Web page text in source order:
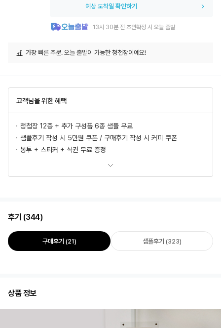
예상 도착일 확인하기
13시 30분 전 초안확정 시 오늘 출발
가장 빠른 주문. 오늘 출발이 가능한 청첩장이예요!
고객님을 위한 혜택
청첩장 12종 + 추가 구성품 6종 샘플 무료
샘플후기 작성 시 5만원 쿠폰 / 구매후기 작성 시 커피 쿠폰
봉투 + 스티커 + 식권 무료 증정
후기 (344)
구매후기 (21) 샘플후기 (323)
상품 정보